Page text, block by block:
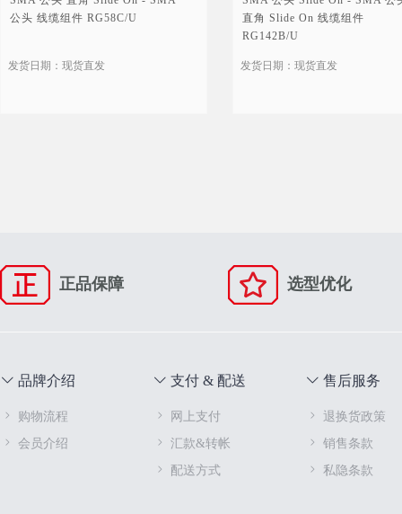
公头 线缆组件 RG58C/U
发货日期：现货直发
直角 Slide On 线缆组件
RG142B/U
发货日期：现货直发
正品保障 选型优化
品牌介绍
购物流程
会员介绍
支付 & 配送
网上支付
汇款&转帐
配送方式
售后服务
退换货政策
销售条款
私隐条款